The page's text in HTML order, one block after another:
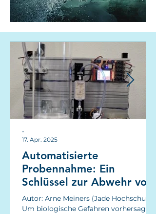
Automatisierte
Probennahme: Ein
Schlüssel zur Abwehr von
biologischen Gefahren
Autor: Arne Meiners (Jade Hochschule)
Um biologische Gefahren vorhersagen
-
17. Apr. 2025